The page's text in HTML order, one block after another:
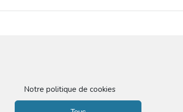
Notre politique de cookies